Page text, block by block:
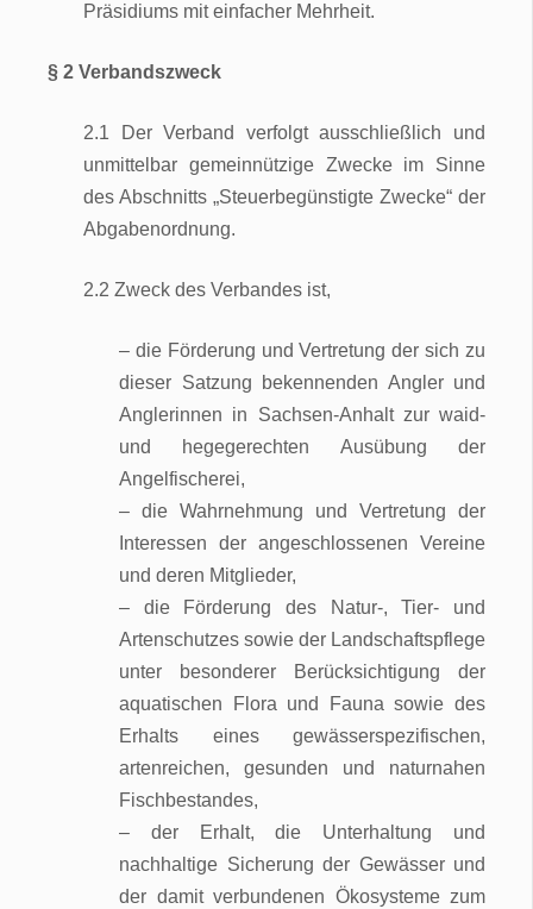
Präsidiums mit einfacher Mehrheit.
§ 2 Verbandszweck
2.1 Der Verband verfolgt ausschließlich und
unmittelbar gemeinnützige Zwecke im Sinne
des Abschnitts „Steuerbegünstigte Zwecke“ der
Abgabenordnung.
2.2 Zweck des Verbandes ist,
– die Förderung und Vertretung der sich zu
dieser Satzung bekennenden Angler und
Anglerinnen in Sachsen-Anhalt zur waid-
und hegegerechten Ausübung der
Angelfischerei,
– die Wahrnehmung und Vertretung der
Interessen der angeschlossenen Vereine
und deren Mitglieder,
– die Förderung des Natur-, Tier- und
Artenschutzes sowie der Landschaftspflege
unter besonderer Berücksichtigung der
aquatischen Flora und Fauna sowie des
Erhalts eines gewässerspezifischen,
artenreichen, gesunden und naturnahen
Fischbestandes,
– der Erhalt, die Unterhaltung und
nachhaltige Sicherung der Gewässer und
der damit verbundenen Ökosysteme zum